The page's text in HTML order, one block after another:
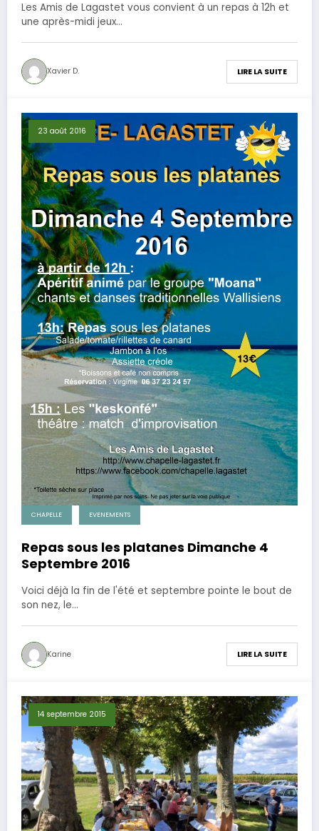
Les Amis de Lagastet vous convient à un repas à 12h et
une après-midi jeux…
Xavier D. LIRE LA SUITE
23 août 2016
CHAPELLE EVENEMENTS
Repas sous les platanes Dimanche 4
Septembre 2016
Voici déjà la fin de l'été et septembre pointe le bout de
son nez, le…
Karine LIRE LA SUITE
14 septembre 2015